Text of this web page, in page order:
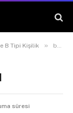
B Tipi Kişilik » betül-kişilik kopyası
süresi